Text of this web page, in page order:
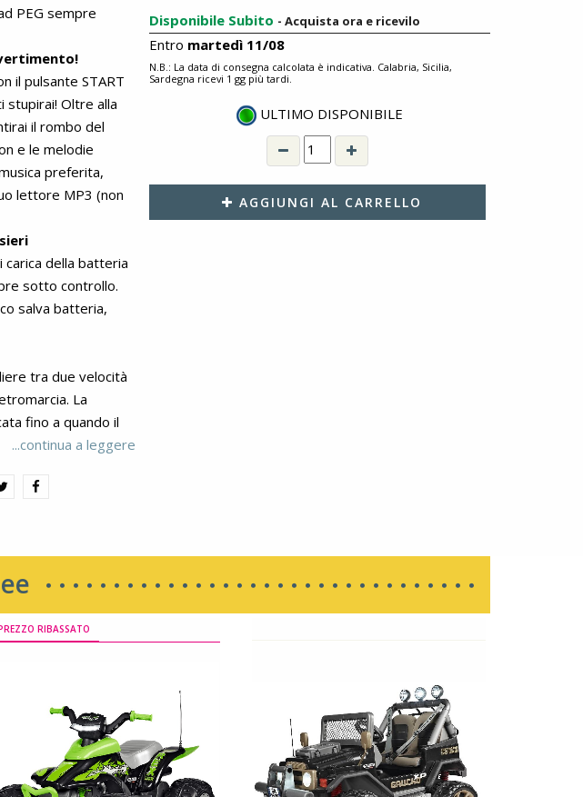
PEG sempre
il pulsante START
stupirai! Oltre alla
il rombo del
e le melodie
preferita,
lettore MP3 (non
carica della batteria
sotto controllo.
salva batteria,
tra due velocità
La
fino a quando il
nella guida.
e l’assetto
delle doppie ruote
10%. Peso
le manopole
da
tramite una
...continua a leggere
Disponibile Subito - Acquista ora e ricevilo
Entro martedì 11/08
N.B.: La data di consegna calcolata è indicativa. Calabria, Sicilia,
Sardegna ricevi 1 gg più tardi.
ULTIMO DISPONIBILE
AGGIUNGI AL CARRELLO
RIBASSATO